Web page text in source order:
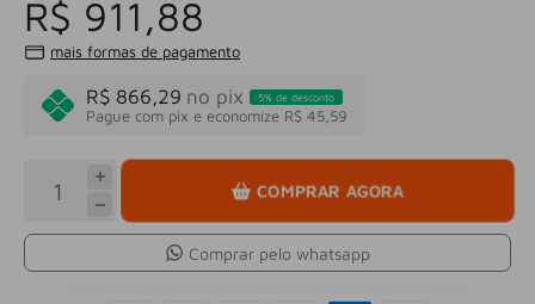
R$ 911,88
mais formas de pagamento
R$ 866,29 no pix 5% de desconto
Pague com pix e economize R$ 45,59
COMPRAR AGORA
Comprar pelo whatsapp